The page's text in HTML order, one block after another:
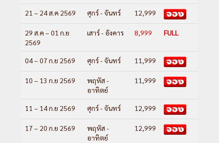
21 – 24 ส.ค 2569 ศุกร์ - จันทร์ 12,999
29 ส.ค – 01 ก.ย
2569
เสาร์ - อังคาร 8,999 FULL
04 – 07 ก.ย 2569 ศุกร์ - จันทร์ 11,999
10 – 13 ก.ย 2569
พฤหัส -
อาทิตย์
11,999
11 – 14 ก.ย 2569 ศุกร์ - จันทร์ 12,999
17 – 20 ก.ย 2569
พฤหัส -
อาทิตย์
12,999